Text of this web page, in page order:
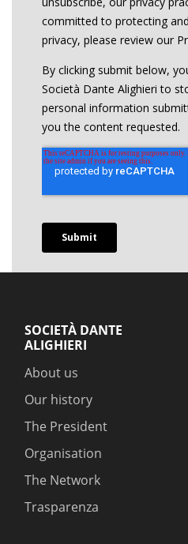
SOCIETÀ DANTE
ALIGHIERI
About us
Our history
The President
Organisation
The Network
Trasparenza